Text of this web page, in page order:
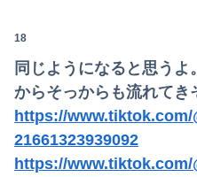
18
同じようになると思う
からそっからも流れてき
https://www.tiktok.com/
21661323939092
https://